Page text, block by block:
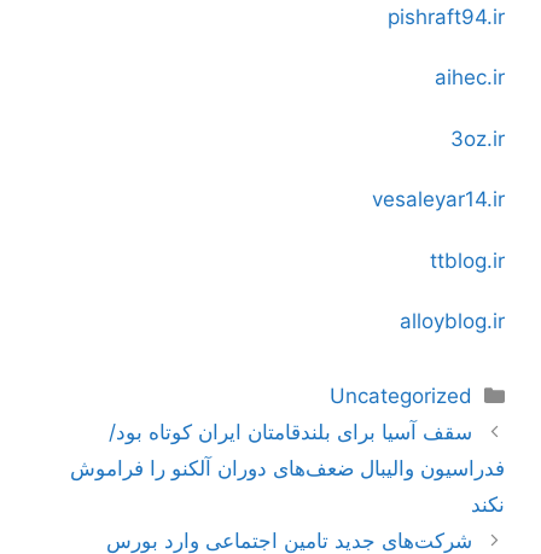
pishraft94.ir
aihec.ir
3oz.ir
vesaleyar14.ir
ttblog.ir
alloyblog.ir
دسته‌ها
Uncategorized
ناوبری
نوشته‌ها
سقف آسیا برای بلندقامتان ایران کوتاه بود/
فدراسیون والیبال ضعف‌های دوران آلکنو را فراموش
نکند
شرکت‌های جدید تامین اجتماعی وارد بورس